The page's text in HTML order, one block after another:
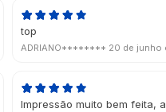
top
ADRIANO******** 20 de junho
Impressão muito bem feita,